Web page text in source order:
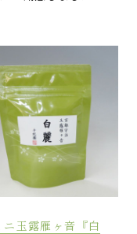
ニ玉露雁ヶ音『白